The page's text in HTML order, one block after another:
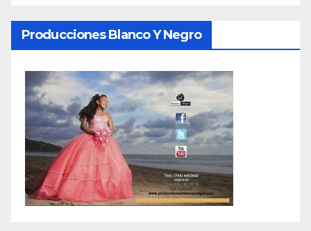
Producciones Blanco Y Negro